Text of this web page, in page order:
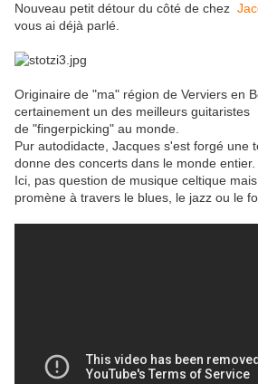
Nouveau petit détour du côté de chez
vous ai déjà parlé.
Originaire de "ma" région de Verviers en
certainement un des meilleurs guitaristes
de "fingerpicking" au monde.
Pur autodidacte, Jacques s'est forgé une
donne des concerts dans le monde entier.
Ici, pas question de musique celtique
promène à travers le blues, le jazz ou le